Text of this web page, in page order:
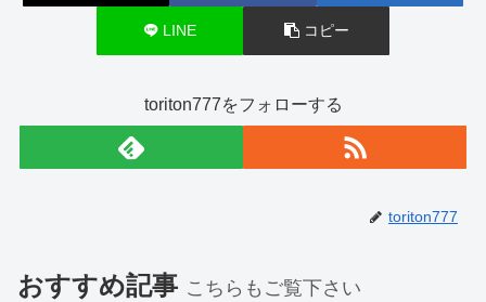
LINE コピー
toriton777をフォローする
toriton777
おすすめ記事 こちらもご覧下さい